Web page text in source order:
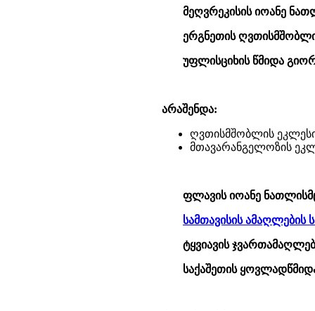
მეღვრეკისის იოანე
ერგნეთის
უფლისციხის წმიდა
არაშენდა:
ღვთისმშობლის
მთავარანგელოზის
ფლავის იოანე
სამთავისის ამაღლების
ტყვიავის
საქაშეთის